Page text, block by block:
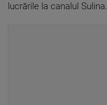
lucrările la canalul Sulina.